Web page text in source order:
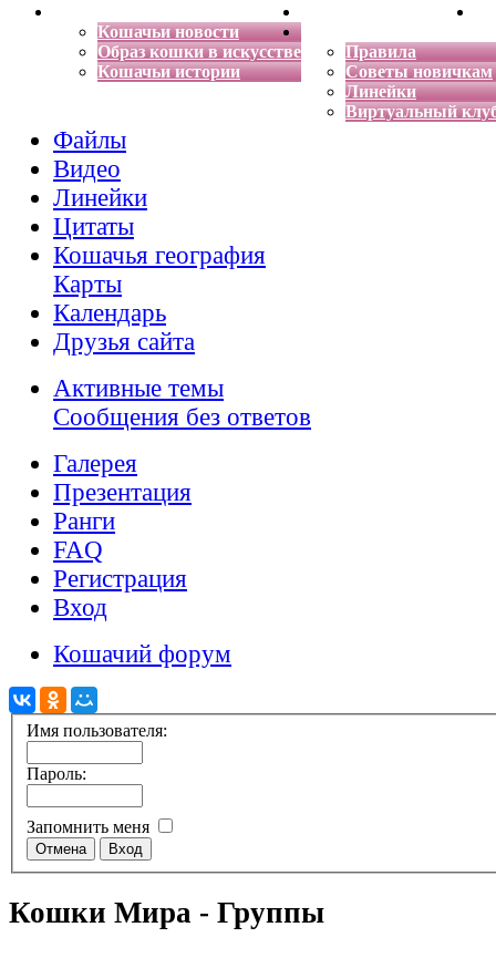
Кошачьи новости
Образ кошки в искусстве
Кошачьи истории
Энциклопедия кошек
Правила
Советы новичкам
Линейки
Виртуальный
Файлы
Видео
Линейки
Цитаты
Кошачья география
Карты
Календарь
Друзья сайта
Активные темы
Сообщения без ответов
Галерея
Презентация
Ранги
FAQ
Регистрация
Вход
Кошачий форум
Имя пользователя:
Пароль:
Запомнить меня
Кошки Мира - Группы